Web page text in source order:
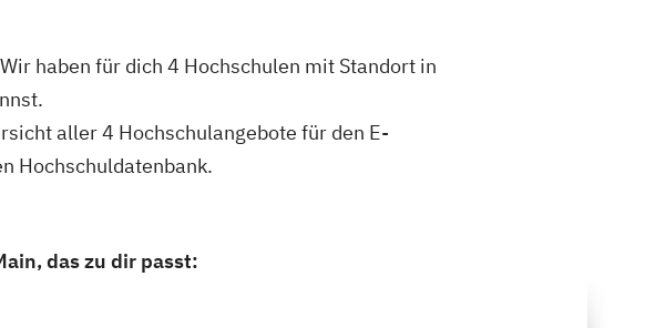
haben für dich 4 Hochschulen mit Standort in
aller 4 Hochschulangebote für den E-
Hochschuldatenbank.
das zu dir passt: